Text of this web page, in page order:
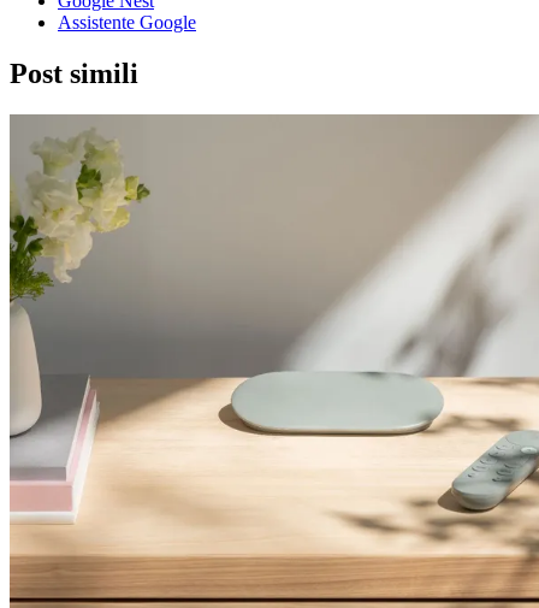
Assistente Google
Post simili